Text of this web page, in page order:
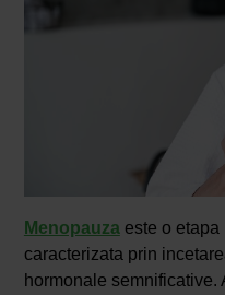
Menopauza este o
caracterizata prin
hormonale semnificative.